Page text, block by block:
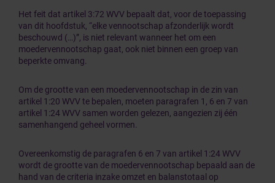
Het feit dat artikel 3:72 WVV bepaalt dat, voor de toepassing
van dit hoofdstuk, “elke vennootschap afzonderlijk wordt
beschouwd (…)”, is niet relevant wanneer het om een
moedervennootschap gaat, ook niet binnen een groep van
beperkte omvang.
Om de grootte van een moedervennootschap in de zin van
artikel 1:20 WVV te bepalen, moeten paragrafen 1, 6 en 7 van
artikel 1:24 WVV samen worden gelezen, aangezien zij één
samenhangend geheel vormen.
Overeenkomstig de paragrafen 6 en 7 van artikel 1:24 WVV
wordt de grootte van de moedervennootschap bepaald aan de
hand van de criteria inzake omzet en balanstotaal op